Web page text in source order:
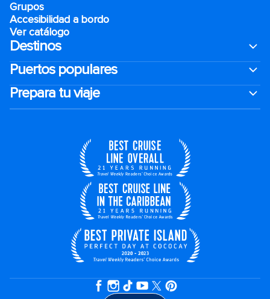
Grupos
Accesibilidad a bordo
Ver catálogo
Destinos
Puertos populares
Prepara tu viaje